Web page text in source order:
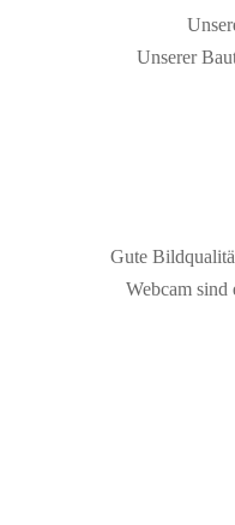
Unserer
Gute
Webcam sind